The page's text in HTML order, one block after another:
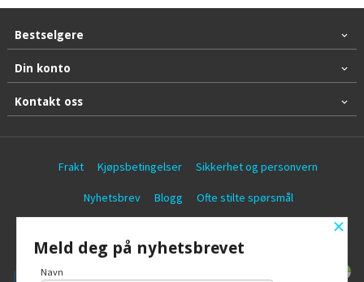
Bestselgere
Din konto
Kontakt oss
Frakt Kjøpsbetingelser Sikkerhet og personvern
Nyhetsbrev Blogg Ofte stilte spørsmål
×
Meld deg på nyhetsbrevet
Navn